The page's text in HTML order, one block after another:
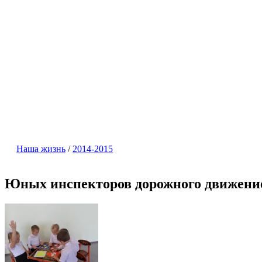
Наша жизнь / 2014-2015
Юных инспекторов дорожного